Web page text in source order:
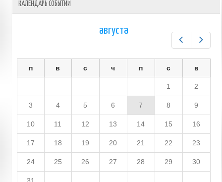
КАЛЕНДАРЬ СОБЫТИЙ
августа
п в с ч п с в
1 2
3 4 5 6 7 8 9
10 11 12 13 14 15 16
17 18 19 20 21 22 23
24 25 26 27 28 29 30